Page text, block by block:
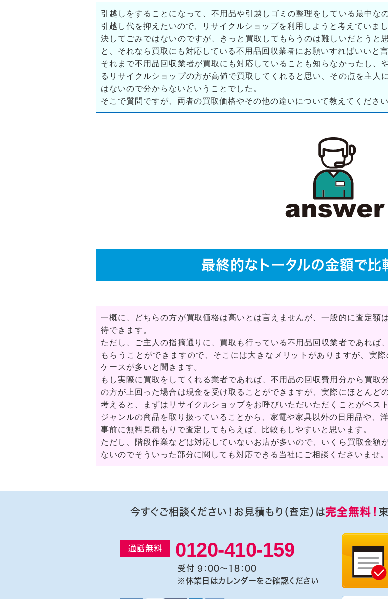
引越しをすることになって、不用品や引越しゴミの整理をしている最中な
引越し代を抑えたいので、リサイクルショップを利用しようと考えていまし
決してごみではないのですが、きっと買取してもらうのは難しいだとうと
と、それなら買取にも対応している不用品回収業者にお願いすればいいと言
それまで不用品回収業者が買取にも対応していることも知らなかったし、
るリサイクルショップの方が高値で買取してくれると思い、その点を主人
はないので分からないということでした。
そこで質問ですが、両者の買取価格やその他の違いについて教えてください
最終的なトータルの金額で比
一概に、どちらの方が買取価格は高いとは言えませんが、一般的に査定額
待できます。
ただし、ご主人の指摘通りに、買取も行っている不用品回収業者であれば
もらうことができますので、そこには大きなメリットがありますが、実
ケースが多いと聞きます。
もし実際に買取をしてくれる業者であれば、不用品の回収費用分から買取
の方が上回った場合は現金を受け取ることができますが、実際にほとんど
考えると、まずはリサイクルショップをお呼びいただいただくことがベス
ジャンルの商品を取り扱っていることから、家電や家具以外の日用品や、
事前に無料見積もりで査定してもらえば、比較もしやすいと思います。
ただし、階段作業などは対応していないお店が多いので、いくら買取金額
ないのでそういった部分に関しても対応できる当社にご相談くださいませ。
今すぐご相談ください！お見積もり（査定）は完全無料！
通話無料 0120-410-159
受付 9：00～18：00
※休業日はカレンダーをご確認ください